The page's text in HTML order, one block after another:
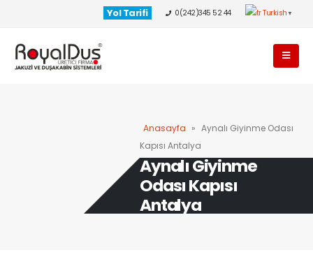
Yol Tarifi 0(242)345 52 44 Turkish ▼
Anasayfa » Aynalı Giyinme Odası
Kapısı Antalya
Aynalı Giyinme
Odası Kapısı
Antalya